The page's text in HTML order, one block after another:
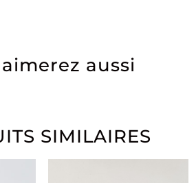
aussi
SIMILAIRES